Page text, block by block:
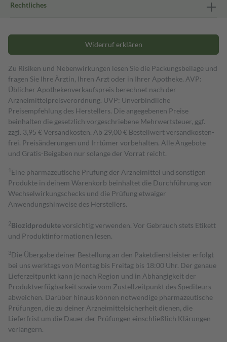
Rechtliches
Widerruf erklären
Zu Risiken und Nebenwirkungen lesen Sie die Packungsbeilage und
fragen Sie Ihre Ärztin, Ihren Arzt oder in Ihrer Apotheke. AVP:
Üblicher Apothekenverkaufspreis berechnet nach der
Arzneimittelpreisverordnung. UVP: Unverbindliche
Preisempfehlung des Herstellers. Die angegebenen Preise
beinhalten die gesetzlich vorgeschriebene Mehrwertsteuer, ggf.
zzgl. 3,95 € Versandkosten. Ab 29,00 € Bestell­wert versand­kosten­
frei. Preisänderungen und Irrtümer vorbehalten. Alle Angebote
und Gratis-Beigaben nur solange der Vorrat reicht.
1 Eine pharmazeutische Prüfung der Arzneimittel und sonstigen
Produkte in deinem Warenkorb beinhaltet die Durchführung von
Wechselwirkungschecks und die Prüfung etwaiger
Anwendungshinweise des Herstellers.
2Biozidproduktevorsichtig verwenden. Vor Gebrauch stets Etikett
und Produktinformationen lesen.
3Die Übergabe deiner Bestellung an den Paketdienstleister erfolgt
bei uns werktags von Montag bis Freitag bis 18:00 Uhr. Der genaue
Lieferzeitpunkt kann je nach Region und in Abhängigkeit der
Produktverfügbarkeit sowie vom Zustellzeitpunkt des Spediteurs
abweichen. Darüber hinaus können notwendige pharmazeutische
Prüfungen, die zu deiner Arzneimittelsicherheit dienen, die
Lieferfrist um die Dauer der Prüfungen einschließlich Klärungen
verlängern.